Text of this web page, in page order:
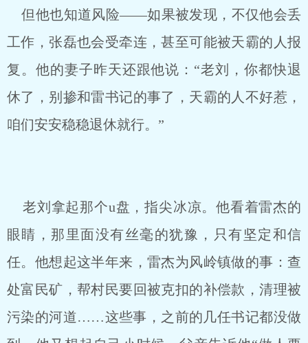
但他也知道风险——如果被发现，不仅他会丢
工作，张磊也会受牵连，甚至可能被天霸的人报
复。他的妻子昨天还跟他说：“老刘，你都快退
休了，别掺和雷书记的事了，天霸的人不好惹，
咱们安安稳稳退休就行。”
老刘拿起那个u盘，指尖冰凉。他看着雷杰的
眼睛，那里面没有丝毫的犹豫，只有坚定和信
任。他想起这半年来，雷杰为风岭镇做的事：查
处富民矿，帮村民要回被克扣的补偿款，清理被
污染的河道……这些事，之前的几任书记都没做